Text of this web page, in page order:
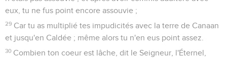
eux, tu ne fus point encore assouvie ;
29 Car tu as multiplié tes impudicités avec la terre de Canaan
et jusqu'en Caldée ; même alors tu n'en eus point assez.
30 Combien ton coeur est lâche, dit le Seigneur, l'Éternel,